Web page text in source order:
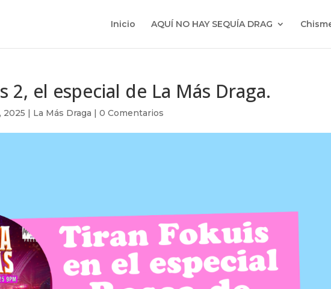
Inicio AQUÍ NO HAY SEQUÍA DRAG
2, el especial de La Más Draga.
2025 | La Más Draga |0 Comentarios